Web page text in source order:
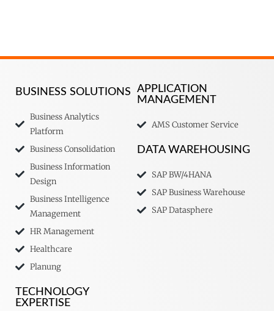
BUSINESS SOLUTIONS
Business Analytics
Platform
Business Consolidation
Business Information
Design
Business Intelligence
Management
HR Management
Healthcare
Planung
TECHNOLOGY
EXPERTISE
APPLICATION
MANAGEMENT
AMS Customer Service
DATA WAREHOUSING
SAP BW/4HANA
SAP Business Warehouse
SAP Datasphere